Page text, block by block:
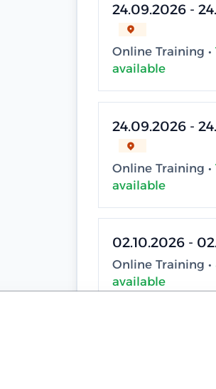
24.09.2026 -
Online Training •
available
24.09.2026 -
Online Training •
available
02.10.2026 -
Online Training •
available